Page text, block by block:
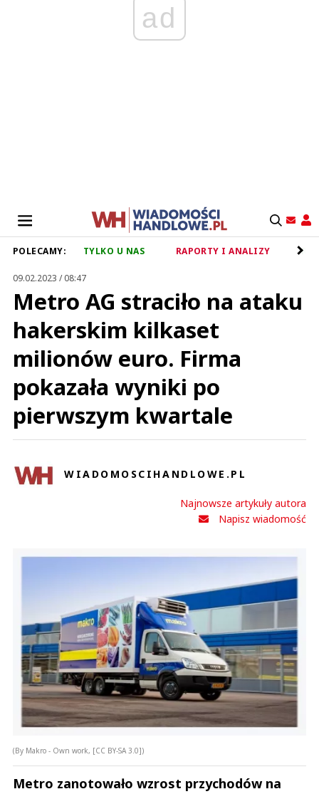
ad
POLECAMY: TYLKO U NAS RAPORTY I ANALIZY
09.02.2023 / 08:47
Metro AG straciło na ataku
hakerskim kilkaset
milionów euro. Firma
pokazała wyniki po
pierwszym kwartale
WIADOMOSCIHANDLOWE.PL
Najnowsze artykuły autora
Napisz wiadomość
(By Makro - Own work, [CC BY-SA 3.0])
Metro zanotowało wzrost przychodów na